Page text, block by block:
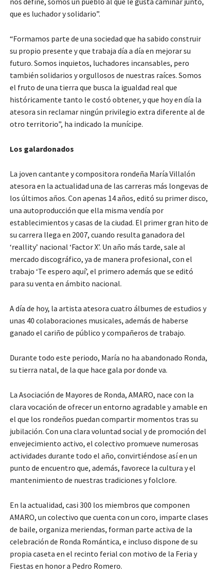
que es luchador y solidario”.
“Formamos parte de una sociedad que ha sabido construir
su propio presente y que trabaja día a día en mejorar su
futuro. Somos inquietos, luchadores incansables, pero
también solidarios y orgullosos de nuestras raíces. Somos
el fruto de una tierra que busca la igualdad real que
históricamente tanto le costó obtener, y que hoy en día la
atesora sin reclamar ningún privilegio extra diferente al de
otro territorio”, ha indicado la munícipe.
Los galardonados
La joven cantante y compositora rondeña María Villalón
atesora en la actualidad una de las carreras más longevas de
los últimos años. Con apenas 14 años, editó su primer disco,
una autoproducción que ella misma vendía por
establecimientos y casas de la ciudad. El primer gran hito de
su carrera llega en 2007, cuando resulta ganadora del
‘reallity’ nacional ‘Factor X’. Un año más tarde, sale al
mercado discográfico, ya de manera profesional, con el
trabajo ‘Te espero aquí’, el primero además que se editó
para su venta en ámbito nacional.
A día de hoy, la artista atesora cuatro álbumes de estudios y
unas 40 colaboraciones musicales, además de haberse
ganado el cariño de público y compañeros de trabajo.
Durante todo este periodo, María no ha abandonado Ronda,
su tierra natal, de la que hace gala por donde va.
La Asociación de Mayores de Ronda, AMARO, nace con la
clara vocación de ofrecer un entorno agradable y amable en
el que los rondeños puedan compartir momentos tras su
jubilación. Con una clara voluntad social y de promoción del
envejecimiento activo, el colectivo promueve numerosas
actividades durante todo el año, convirtiéndose así en un
punto de encuentro que, además, favorece la cultura y el
mantenimiento de nuestras tradiciones y folclore.
En la actualidad, casi 300 los miembros que componen
AMARO, un colectivo que cuenta con un coro, imparte clases
de baile, organiza meriendas, forman parte activa de la
celebración de Ronda Romántica, e incluso dispone de su
propia caseta en el recinto ferial con motivo de la Feria y
Fiestas en honor a Pedro Romero.